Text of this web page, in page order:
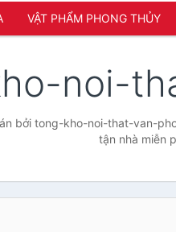
VẬT PHẨM PHONG THỦY
noi-
bởi tong-kho-noi-that-van-
tận nhà miễn